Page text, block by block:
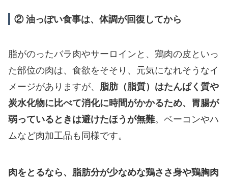
② 油っぽい食事は、体調が回復してから
脂がのったバラ肉やサーロインと、鶏肉の皮といっ
た部位の肉は、食欲をそそり、元気になれそうなイ
メージがありますが、 脂肪（脂質）はたんぱく質や
炭水化物に比べて消化に時間がかかるため、胃腸が
弱っているときは避けたほうが無難。ベーコンやハ
ムなど肉加工品も同様です。
肉をとるなら、脂肪分が少なめな鶏ささ身や鶏胸肉